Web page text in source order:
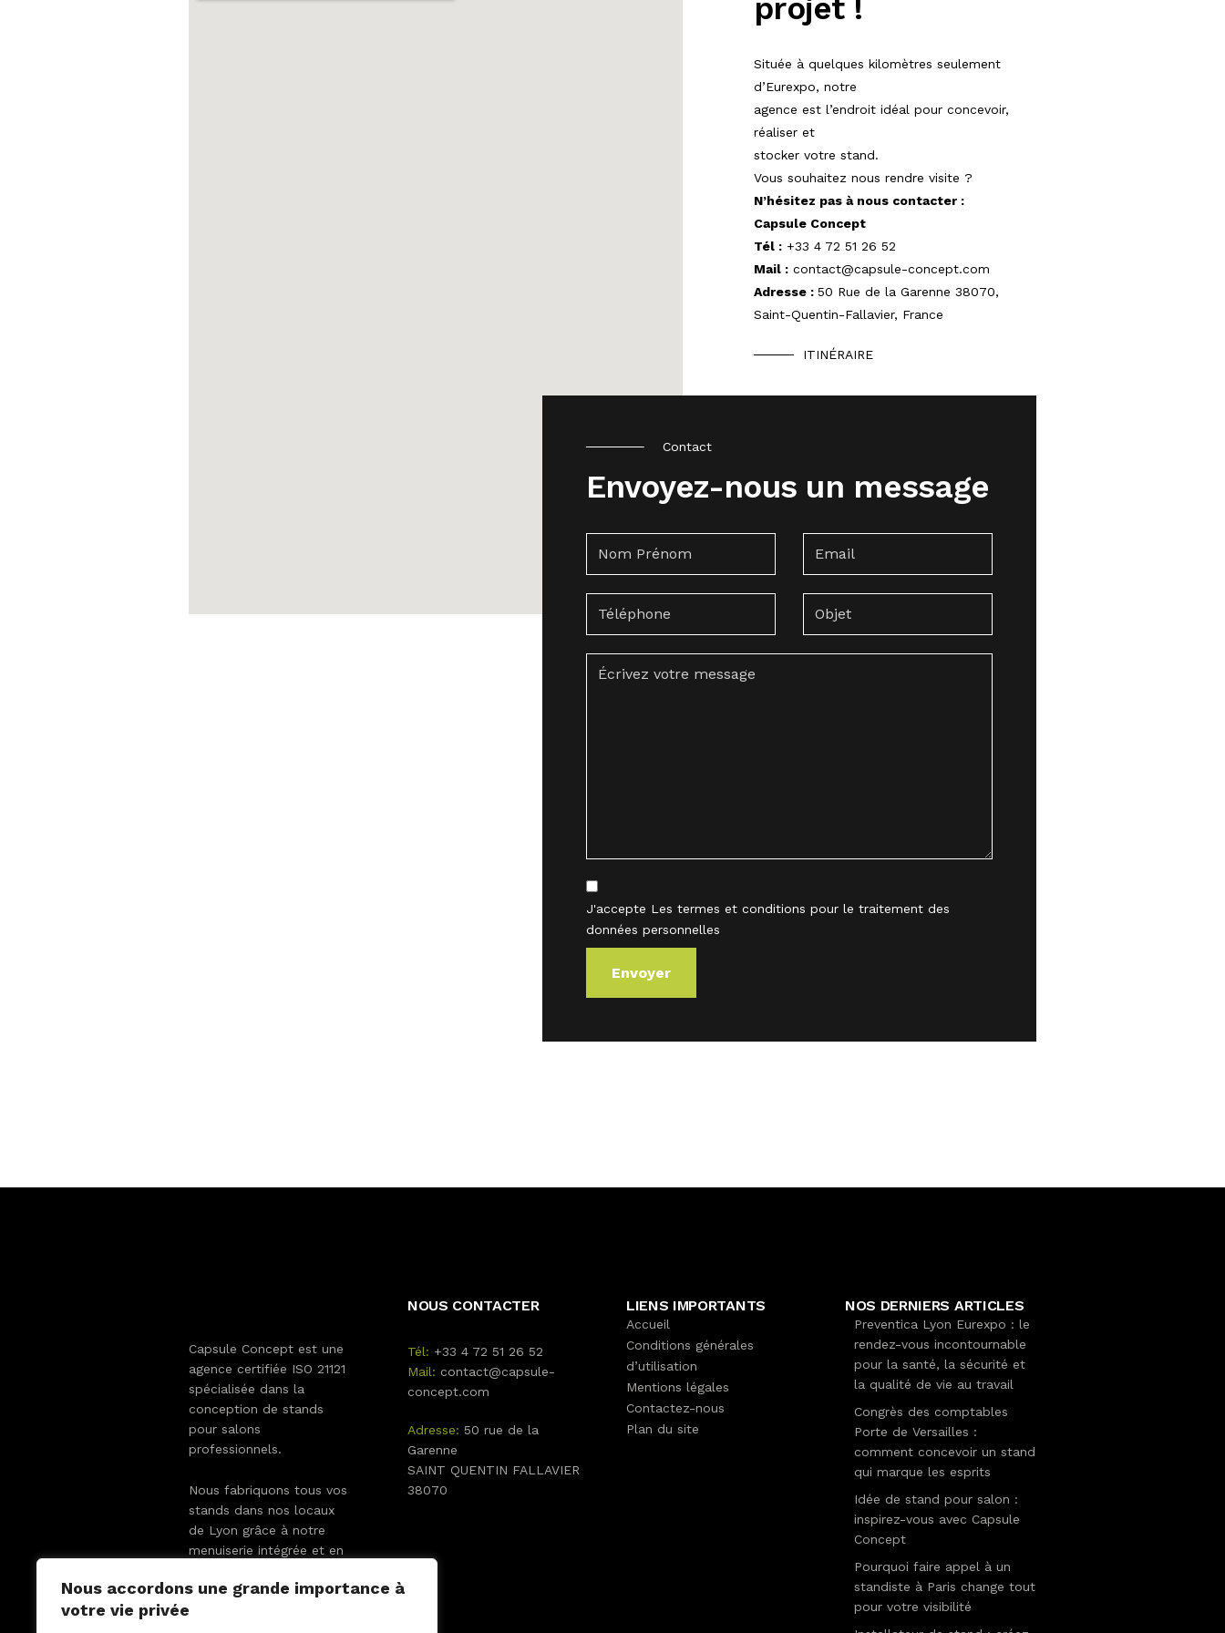
Nous accordons une grande importance à
votre vie privée
projet !
Située à quelques kilomètres seulement
d’Eurexpo, notre
agence est l’endroit idéal pour concevoir,
réaliser et
stocker votre stand.
Vous souhaitez nous rendre visite ?
N’hésitez pas à nous contacter :
Capsule Concept
Tél :+33 4 72 51 26 52
Mail :contact@capsule-concept.com
Adresse : 50 Rue de la Garenne 38070,
Saint-Quentin-Fallavier, France
ITINÉRAIRE
Contact
Envoyez-nous un message
J'accepte Les termes et conditions pour le traitement des
données personnelles
Capsule Concept est une
agence certifiée ISO 21121
spécialisée dans la
conception de stands
pour salons
professionnels.
Nous fabriquons tous vos
stands dans nos locaux
de Lyon grâce à notre
menuiserie intégrée et en
France et en Europe.
NOUS CONTACTER
Tél: +33 4 72 51 26 52
Mail: contact@capsule-
concept.com
Adresse: 50 rue de la
Garenne
SAINT QUENTIN FALLAVIER
38070
LIENS IMPORTANTS
Accueil
Conditions générales
d’utilisation
Mentions légales
Contactez-nous
Plan du site
NOS DERNIERS ARTICLES
Preventica Lyon Eurexpo : le
rendez-vous incontournable
pour la santé, la sécurité et
la qualité de vie au travail
Congrès des comptables
Porte de Versailles :
comment concevoir un stand
qui marque les esprits
Idée de stand pour salon :
inspirez-vous avec Capsule
Concept
Pourquoi faire appel à un
standiste à Paris change tout
pour votre visibilité